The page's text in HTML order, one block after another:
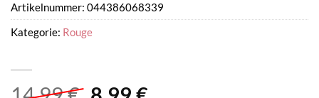
Artikelnummer: 044386068339
Kategorie: Rouge